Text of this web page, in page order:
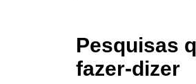
Pesquisas
fazer-dizer